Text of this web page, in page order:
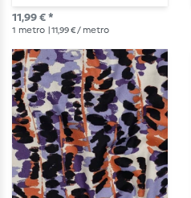
11,99 € *
1 metro | 11,99 € / metro